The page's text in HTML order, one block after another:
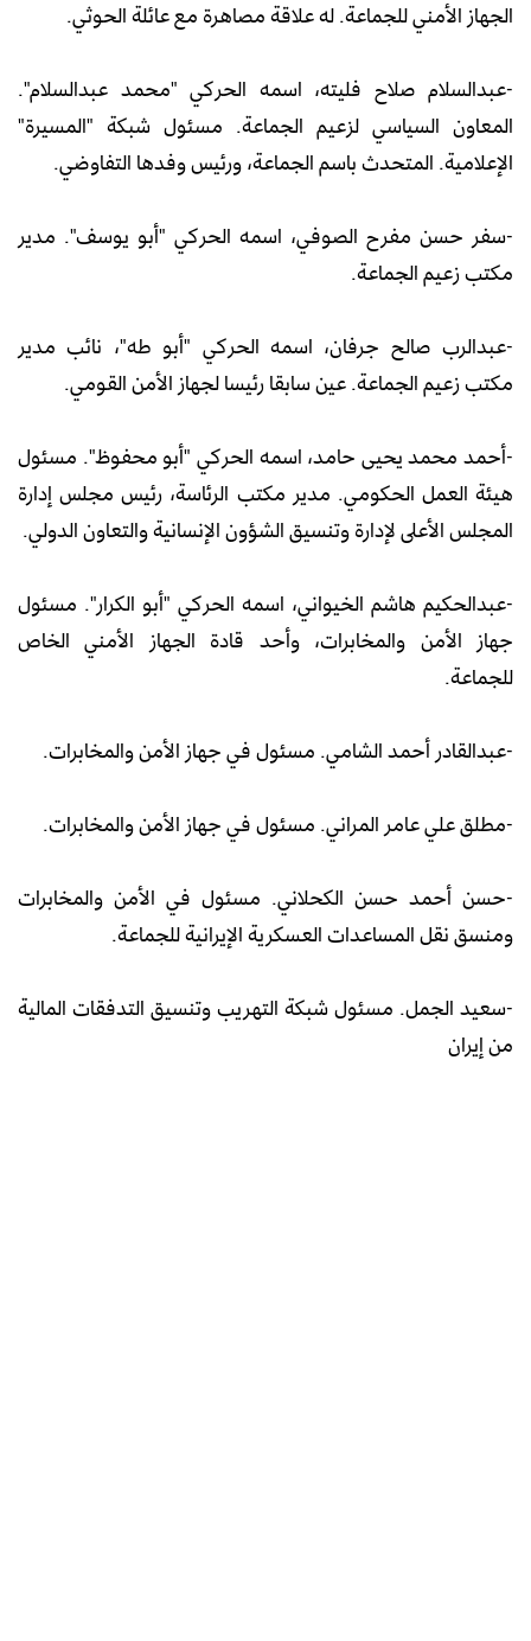
الجهاز الأمني للجماعة. له علاقة مصاهرة مع عائلة الحوثي.
-عبدالسلام صلاح فليته، اسمه الحركي "محمد عبدالسلام".
المعاون السياسي لزعيم الجماعة. مسئول شبكة "المسيرة"
الإعلامية. المتحدث باسم الجماعة، ورئيس وفدها التفاوضي.
-سفر حسن مفرح الصوفي، اسمه الحركي "أبو يوسف". مدير
مكتب زعيم الجماعة.
-عبدالرب صالح جرفان، اسمه الحركي "أبو طه"، نائب مدير
مكتب زعيم الجماعة. عين سابقا رئيسا لجهاز الأمن القومي.
-أحمد محمد يحيى حامد، اسمه الحركي "أبو محفوظ". مسئول
هيئة العمل الحكومي. مدير مكتب الرئاسة، رئيس مجلس إدارة
المجلس الأعلى لإدارة وتنسيق الشؤون الإنسانية والتعاون الدولي.
-عبدالحكيم هاشم الخيواني، اسمه الحركي "أبو الكرار". مسئول
جهاز الأمن والمخابرات، وأحد قادة الجهاز الأمني الخاص
للجماعة.
-عبدالقادر أحمد الشامي. مسئول في جهاز الأمن والمخابرات.
-مطلق علي عامر المراني. مسئول في جهاز الأمن والمخابرات.
-حسن أحمد حسن الكحلاني. مسئول في الأمن والمخابرات
ومنسق نقل المساعدات العسكرية الإيرانية للجماعة.
-سعيد الجمل. مسئول شبكة التهريب وتنسيق التدفقات المالية
من إيران